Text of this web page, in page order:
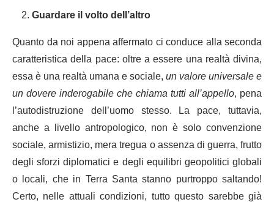
Guardare il volto dell’altro
Quanto da noi appena affermato ci conduce alla seconda
caratteristica della pace: oltre a essere una realtà divina,
essa è una realtà umana e sociale,un valore universale e
un dovere inderogabile che chiama tutti all’appello, pena
l’autodistruzione dell’uomo stesso. La pace, tuttavia,
anche a livello antropologico, non è solo convenzione
sociale, armistizio, mera tregua o assenza di guerra, frutto
degli sforzi diplomatici e degli equilibri geopolitici globali
o locali, che in Terra Santa stanno purtroppo saltando!
Certo, nelle attuali condizioni, tutto questo sarebbe già